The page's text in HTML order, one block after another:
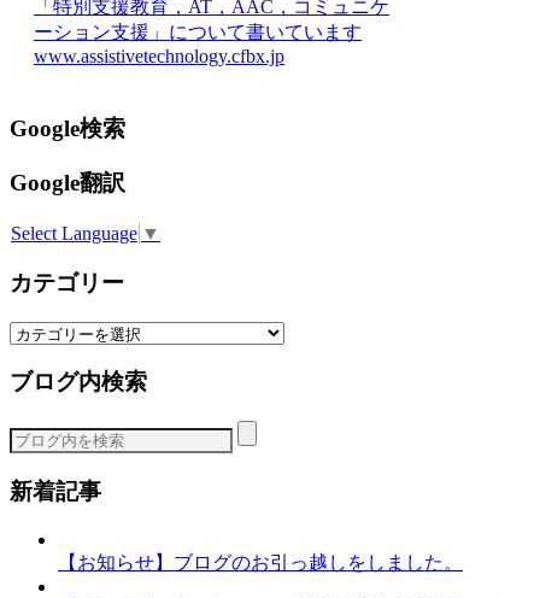
「特別支援教育，AT，AAC，コミュニケ
ーション支援」について書いています
www.assistivetechnology.cfbx.jp
Google検索
Google翻訳
Select Language ▼
カテゴリー
カ
ゴ
ー
ブログ内検索
新着記事
【お知らせ】ブログのお引っ越しをしました。